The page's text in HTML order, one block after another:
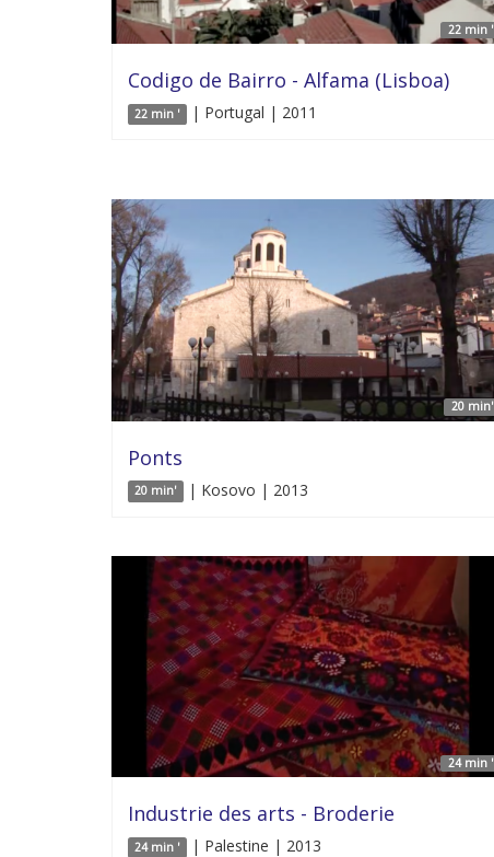
22 min '
Codigo de Bairro - Alfama (Lisboa)
22 min ' | Portugal | 2011
20 min'
Ponts
20 min' | Kosovo | 2013
24 min '
Industrie des arts - Broderie
24 min ' | Palestine | 2013